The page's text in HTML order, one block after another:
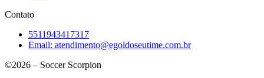
Contato
5511943417317
Email: atendimento@egoldoseutime.com.br
©2026 – Soccer Scorpion